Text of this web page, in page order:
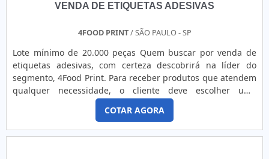
VENDA DE ETIQUETAS ADESIVAS
4FOOD PRINT/ SÃO PAULO - SP
Lote mínimo de 20.000 peças Quem buscar por venda de
etiquetas adesivas, com certeza descobrirá na líder do
segmento, 4Food Print. Para receber produtos que atendem
qualquer necessidade, o cliente deve escolher uma
organização que se destaque por um bom suporte pré-
venda e tenha ampla experiência no ramo.Quando a
temática é venda de etiquetas adesivas, com a melhor mão
de obra da 4Food Print o cliente obterá assertividade e
COTAR AGORA